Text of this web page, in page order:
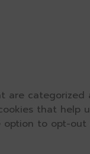
are categorized
that help
option to opt-